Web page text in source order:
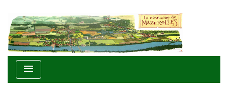
menu